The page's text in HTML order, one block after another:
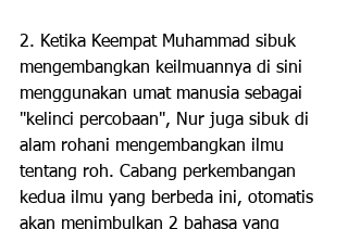
2. Ketika Keempat Muhammad sibuk
mengembangkan keilmuannya di sini
menggunakan umat manusia sebagai
"kelinci percobaan", Nur juga sibuk di
alam rohani mengembangkan ilmu
tentang roh. Cabang perkembangan
kedua ilmu yang berbeda ini, otomatis
akan menimbulkan 2 bahasa yang